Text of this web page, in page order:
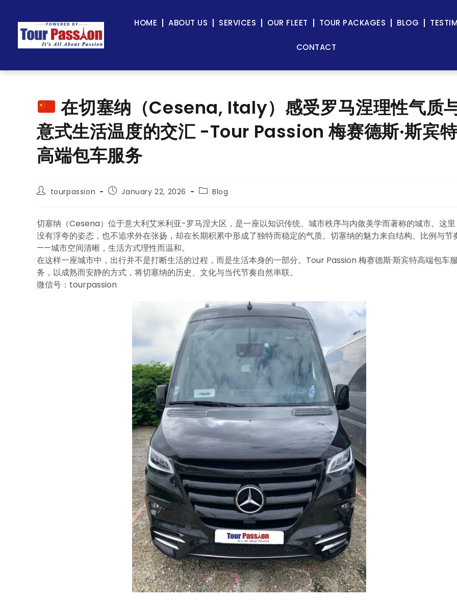
HOME ABOUT US SERVICES OUR FLEET TOUR PACKAGES BLOG
CONTACT
在切塞纳（Cesena, Italy）感受罗马涅理性气质
意式生活温度的交汇 -Tour Passion 梅赛德斯·斯宾
高端包车服务
tourpassion January 22, 2026 Blog
切塞纳（Cesena）位于意大利艾米利亚-罗马涅大区，是一座以知识传统、城市秩序与内敛美学而著称的城市。这里
没有浮夸的姿态，也不追求外在张扬，却在长期积累中形成了独特而稳定的气质。切塞纳的魅力来自结构、比例与节
——城市空间清晰，生活方式理性而温和。
在这样一座城市中，出行并不是打断生活的过程，而是生活本身的一部分。Tour Passion 梅赛德斯·斯宾特高端包车
务，以成熟而安静的方式，将切塞纳的历史、文化与当代节奏自然串联。
微信号：tourpassion